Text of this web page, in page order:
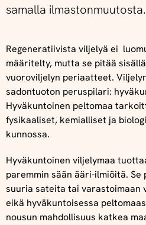
samalla ilmastonmuutosta.
Regeneratiivista viljelyä ei
määritelty, mutta se pitää
vuoroviljelyn periaatteet.
sadontuoton peruspilari:
Hyväkuntoinen peltomaa
fysikaaliset, kemialliset ja
kunnossa.
Hyväkuntoinen viljelymaa
paremmin sään ääri-ilmiöitä. Se
suuria sateita tai varastoimaan
eikä hyväkuntoisessa
nousun mahdollisuus katkea